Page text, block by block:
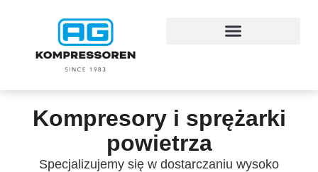
Kompresory i sprężarki
powietrza
Specjalizujemy się w dostarczaniu wysoko